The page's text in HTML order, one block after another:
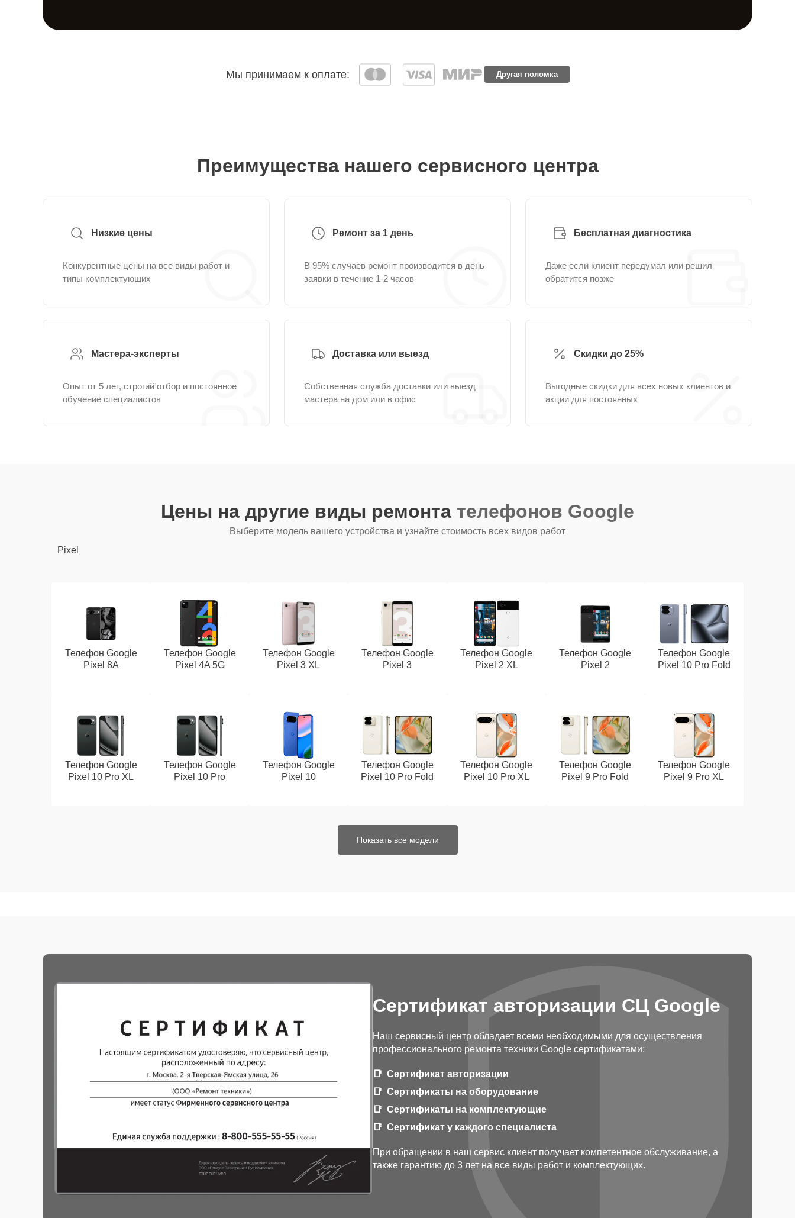
Мы принимаем к оплате: Другая поломка
Преимущества нашего сервисного центра
Низкие цены
Конкурентные цены на все виды работ и
типы комплектующих
Ремонт за 1 день
В 95% случаев ремонт производится в день
заявки в течение 1-2 часов
Бесплатная диагностика
Даже если клиент передумал или решил
обратится позже
Мастера-эксперты
Опыт от 5 лет, строгий отбор и постоянное
обучение специалистов
Доставка или выезд
Собственная служба доставки или выезд
мастера на дом или в офис
Скидки до 25%
Выгодные скидки для всех новых клиентов и
акции для постоянных
Цены на другие виды ремонта телефонов Google
Выберите модель вашего устройства и узнайте стоимость всех видов работ
Pixel
Телефон Google
Pixel 8A
Телефон Google
Pixel 4A 5G
Телефон Google
Pixel 3 XL
Телефон Google
Pixel 3
Телефон Google
Pixel 2 XL
Телефон Google
Pixel 2
Телефон Google
Pixel 10 Pro Fold
Телефон Google
Pixel 10 Pro XL
Телефон Google
Pixel 10 Pro
Телефон Google
Pixel 10
Телефон Google
Pixel 10 Pro Fold
Телефон Google
Pixel 10 Pro XL
Телефон Google
Pixel 9 Pro Fold
Телефон Google
Pixel 9 Pro XL
Показать все модели
Сертификат авторизации СЦ Google
Наш сервисный центр обладает всеми необходимыми для осуществления
профессионального ремонта техники Google сертификатами:
Сертификат авторизации
Сертификаты на оборудование
Сертификаты на комплектующие
Сертификат у каждого специалиста
При обращении в наш сервис клиент получает компетентное обслуживание, а
также гарантию до 3 лет на все виды работ и комплектующих.